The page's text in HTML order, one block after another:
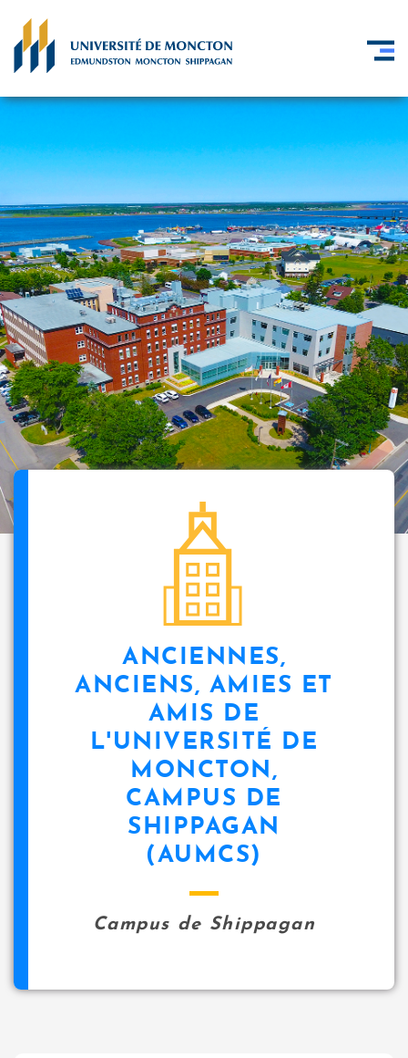
ANCIENNES,
ANCIENS, AMIES ET
AMIS DE
L'UNIVERSITÉ DE
MONCTON,
CAMPUS DE
SHIPPAGAN
(AUMCS)
Campus de Shippagan